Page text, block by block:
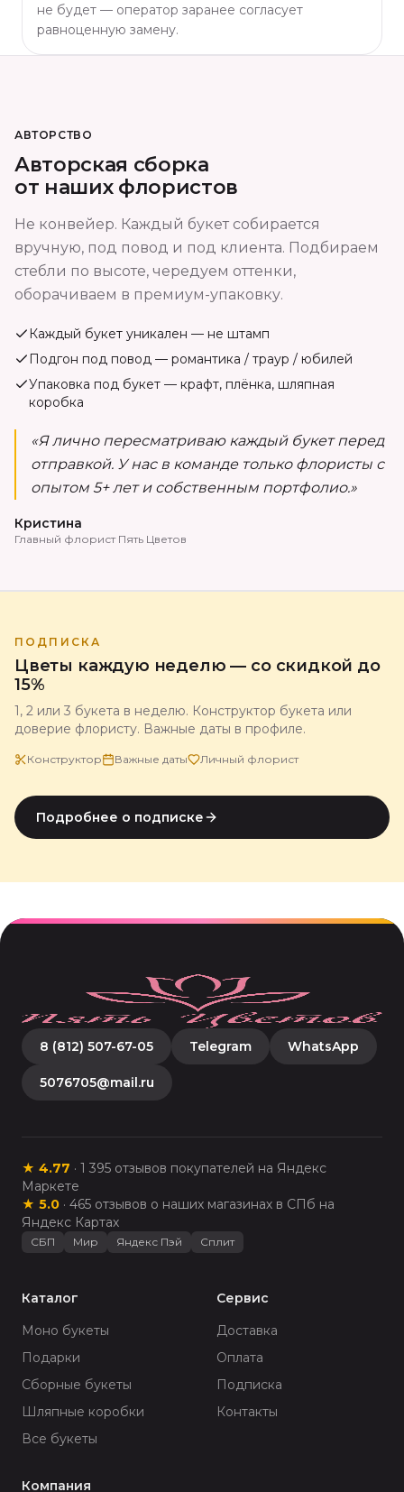
не будет — оператор заранее согласует
равноценную замену.
АВТОРСТВО
Авторская сборка
от наших флористов
Не конвейер. Каждый букет собирается
вручную, под повод и под клиента. Подбираем
стебли по высоте, чередуем оттенки,
оборачиваем в премиум-упаковку.
Каждый букет уникален — не штамп
Подгон под повод — романтика / траур / юбилей
Упаковка под букет — крафт, плёнка, шляпная
коробка
«Я лично пересматриваю каждый букет перед
отправкой. У нас в команде только флористы с
опытом 5+ лет и собственным портфолио.»
Кристина
Главный флорист Пять Цветов
ПОДПИСКА
Цветы каждую неделю — со скидкой до
15%
1, 2 или 3 букета в неделю. Конструктор букета или
доверие флористу. Важные даты в профиле.
Конструктор Важные даты Личный флорист
Подробнее о подписке
8 (812) 507-67-05 Telegram WhatsApp
5076705@mail.ru
★ 4.77 · 1 395 отзывов покупателей на Яндекс
Маркете
★ 5.0 · 465 отзывов о наших магазинах в СПб на
Яндекс Картах
СБП Мир Яндекс Пэй Сплит
Каталог
Моно букеты
Подарки
Сборные букеты
Шляпные коробки
Все букеты
Сервис
Доставка
Оплата
Подписка
Контакты
Компания